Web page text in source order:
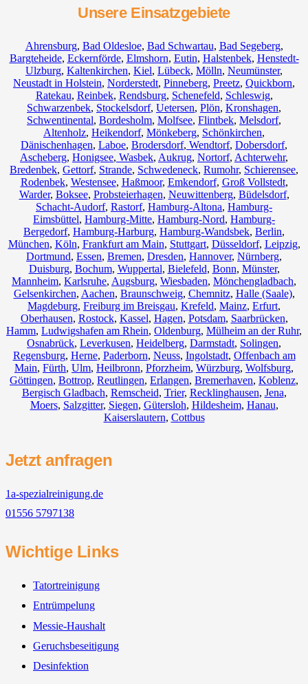
Unsere Einsatzgebiete
Ahrensburg, Bad Oldesloe, Bad Schwartau, Bad Segeberg,
Bargteheide, Eckernförde, Elmshorn, Eutin, Halstenbek, Henstedt-
Ulzburg, Kaltenkirchen, Kiel, Lübeck, Mölln, Neumünster,
Neustadt in Holstein, Norderstedt, Pinneberg, Preetz, Quickborn,
Ratekau, Reinbek, Rendsburg, Schenefeld, Schleswig,
Schwarzenbek, Stockelsdorf, Uetersen, Plön, Kronshagen,
Schwentinental, Bordesholm, Molfsee, Flintbek, Melsdorf,
Altenholz, Heikendorf, Mönkeberg, Schönkirchen,
Dänischenhagen, Laboe, Brodersdorf, Wendtorf, Dobersdorf,
Ascheberg, Honigsee, Wasbek, Aukrug, Nortorf, Achterwehr,
Bredenbek, Gettorf, Strande, Schwedeneck, Rumohr, Schierensee,
Rodenbek, Westensee, Haßmoor, Emkendorf, Groß Vollstedt,
Warder, Boksee, Probsteierhagen, Neuwittenberg, Büdelsdorf,
Schacht-Audorf, Rastorf, Hamburg-Altona, Hamburg-
Eimsbüttel, Hamburg-Mitte, Hamburg-Nord, Hamburg-
Bergedorf, Hamburg-Harburg, Hamburg-Wandsbek, Berlin,
München, Köln, Frankfurt am Main, Stuttgart, Düsseldorf, Leipzig,
Dortmund, Essen, Bremen, Dresden, Hannover, Nürnberg,
Duisburg, Bochum, Wuppertal, Bielefeld, Bonn, Münster,
Mannheim, Karlsruhe, Augsburg, Wiesbaden, Mönchengladbach,
Gelsenkirchen, Aachen, Braunschweig, Chemnitz⁠, Halle (Saale),
Magdeburg, Freiburg im Breisgau, Krefeld, Mainz, Erfurt,
Oberhausen, Rostock, Kassel, Hagen, Potsdam, Saarbrücken,
Hamm, Ludwigshafen am Rhein, Oldenburg, Mülheim an der Ruhr,
Osnabrück, Leverkusen, Heidelberg, Darmstadt, Solingen,
Regensburg, Herne, Paderborn, Neuss, Ingolstadt, Offenbach am
Main, Fürth, Ulm, Heilbronn, Pforzheim, Würzburg, Wolfsburg,
Göttingen, Bottrop, Reutlingen, Erlangen, Bremerhaven, Koblenz,
Bergisch Gladbach, Remscheid, Trier, Recklinghausen, Jena,
Moers, Salzgitter, Siegen, Gütersloh, Hildesheim, Hanau,
Kaiserslautern, Cottbus
Jetzt anfragen
1a-spezialreinigung.de
01556 5797138
Wichtige Links
Tatortreinigung
Entrümpelung
Messie-Haushalt
Geruchsbeseitigung
Desinfektion